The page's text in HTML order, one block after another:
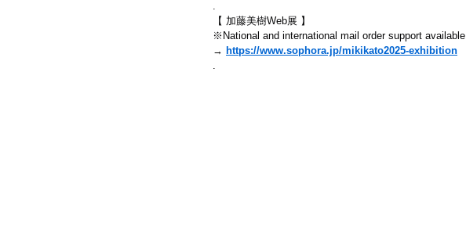
.
【 加藤美樹Web展 】
※National and international mail order support available
→ https://www.sophora.jp/mikikato2025-exhibition
.